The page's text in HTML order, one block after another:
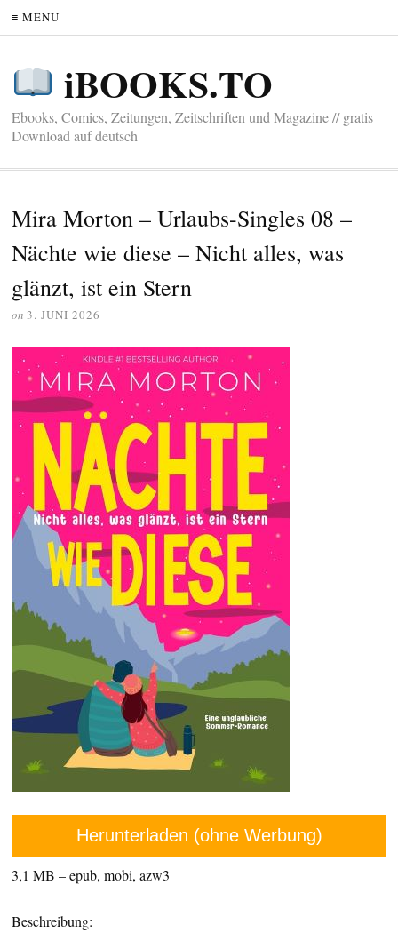
≡ MENU
iBOOKS.TO
Ebooks, Comics, Zeitungen, Zeitschriften und Magazine // gratis
Download auf deutsch
Mira Morton – Urlaubs-Singles 08 –
Nächte wie diese – Nicht alles, was
glänzt, ist ein Stern
on 3. JUNI 2026
Herunterladen (ohne Werbung)
3,1 MB – epub, mobi, azw3
Beschreibung: